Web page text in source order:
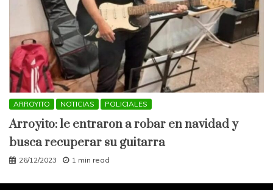
ARROYITO NOTICIAS POLICIALES
Arroyito: le entraron a robar en navidad y
busca recuperar su guitarra
26/12/2023 1 min read